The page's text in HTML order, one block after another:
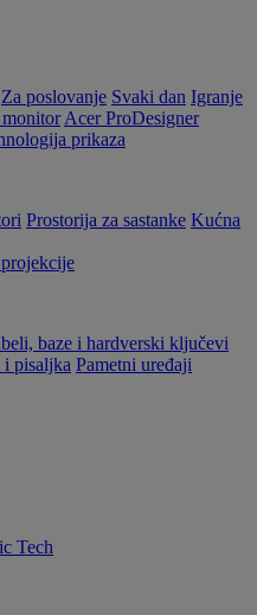
Za poslovanje Svaki dan Igranje
Acer ProDesigner
prikaza
Prostorija za sastanke Kućna
baze i hardverski ključevi
pisaljka Pametni uređaji
Tech